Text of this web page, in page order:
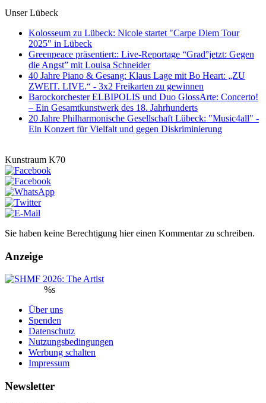
Unser Lübeck
Kolosseum zu Lübeck: Nicole startet "Carpe Diem Tour
2025" in Lübeck
Greenpeace präsentiert:: Live-Reportage “Grad°jetzt: Gegen
die Angst” mit Louisa Schneider
40 Jahre Piano & Gesang: Klaus Lage mit Bo Heart: „ZU
ZWEIT. LIVE.“ - 3x2 Freikarten zu gewinnen
Barockorchester ELBIPOLIS und Duo GlossArte: Concerto!
– Ein Gesamtkunstwerk des 18. Jahrhunderts
20 Jahre Philharmonische Gesellschaft Lübeck: "Music4all" -
Ein Konzert für Vielfalt und gegen Diskriminierung
Kunstraum K70
Sie haben keine Berechtigung hier einen Kommentar zu schreiben.
Anzeige
%s
Über uns
Spenden
Datenschutz
Nutzungsbedingungen
Werbung schalten
Impressum
Newsletter